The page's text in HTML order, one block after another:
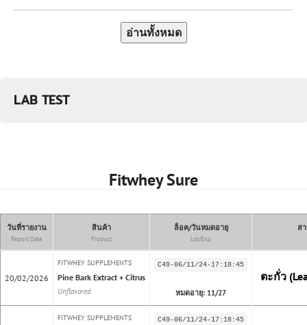
อ่านทั้งหมด
LAB TEST
Fitwhey Sure
วันที่รายงาน
Report Date
สินค้า
Product
ล็อค/วันหมดอายุ
Lot/Exp
ส
20/02/2026
FITWHEY SUPPLEMENTS
Pine Bark Extract + Citrus
Unflavored
C49-06/11/24-17:18:45
หมดอายุ: 11/27
ตะกั่ว
FITWHEY SUPPLEMENTS C49-06/11/24-17:18:45